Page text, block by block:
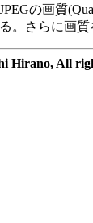
の画質
。さらに画
Hirano, All